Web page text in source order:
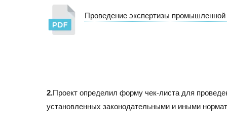
Проведение экспертизы промышленной
2.Проект определил форму чек-листа для
установленных законодательными и иными